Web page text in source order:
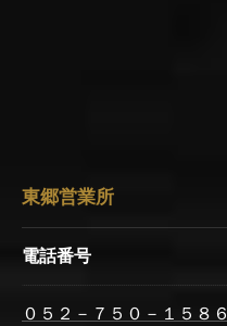
東郷営業所
電話番号
０５２－７５０－１５８６